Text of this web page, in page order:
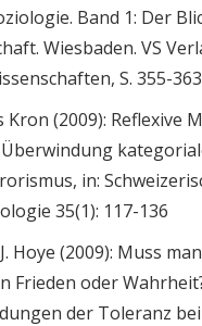
Band 1: Der
Wiesbaden. VS
S. 355-363
Kron (2009): Reflexive
in:
35(1): 117-136
Hoye (2009): Muss
Frieden oder
der Toleranz